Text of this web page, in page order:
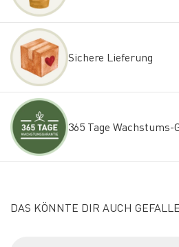
Sichere Lieferung
365 Tage Wachstums-
DAS KÖNNTE DIR AUCH